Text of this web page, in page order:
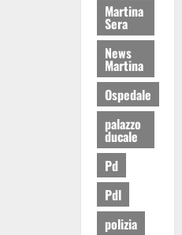
Martina
Sera
News
Martina
Ospedale
palazzo
ducale
Pd
Pdl
polizia